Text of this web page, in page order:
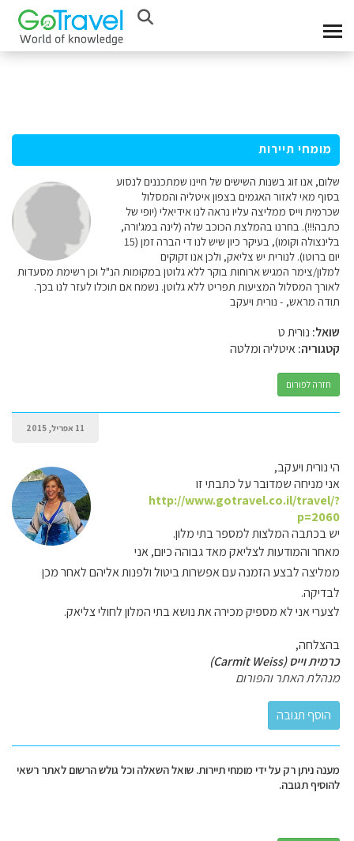
מומחי תיירות
שלום, אנו זוג בשנות השישים של חיינו שמתכננים לנסוע
בסוף מאי לאזור האגמים בצפון איטליה והמסלול
שכרמית וייס ממליצה עליו נראה לנו אידיאלי (יופי של
כתבה!!!). בחרנו בהמלצת הכוכב שלה (לינה במג'ורה,
בלינצולה וקומו), בעיקר כיון שיש לנו די הברה זמן (15
יום ברוטו). לנורית יש צליאק, ולכן אנו זקוקים
למלון/צימר המגיש ארוחות בוקר ללא גלוטן במקומות הנ"ל וכן רשימת מסעדות
לאורך המסלול המציעות תפריט ללא גלוטן. נשמח אם תוכלו לעזר לנו בכך.
תודה מראש, - נורית ויעקב
שואל: נורית ט
קטגוריה:איטליה ומלטה
חזרה לפורום
11 אפריל, 2015
הי נורית ויעקב,
אני מניחה שמדובר על כתבתי זו
http://www.gotravel.co.il/travel/?
p=2060
יש בכתבה המלצות למספר בתי מלון.
מאחר והמודעות לצליאק מאד גבוהה כיום, אני
ממליצה לבצע הזמנה עם אפשרות ביטול ולפנות אליהם לאחר מכן
לבדיקה.
לצערי אני לא מספיק מכירה את נושא בתי המלון לחולי צליאק.
בהצלחה,
כרמית וייס (Carmit Weiss)
מנהלת האתר והפורום
מענה ניתן רק על ידי מומחי תיירות. שואל השאלה וכל גולש הרשום לאתר רשאי
להוסיף תגובה.